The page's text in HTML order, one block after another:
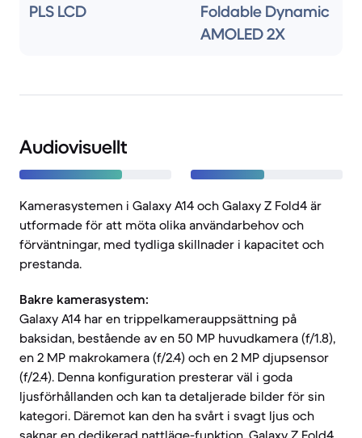
PLS LCD
Foldable Dynamic
AMOLED 2X
Audiovisuellt
Kamerasystemen i Galaxy A14 och Galaxy Z Fold4 är
utformade för att möta olika användarbehov och
förväntningar, med tydliga skillnader i kapacitet och
prestanda.
Bakre kamerasystem:
Galaxy A14 har en trippelkamerauppsättning på
baksidan, bestående av en 50 MP huvudkamera (f/1.8),
en 2 MP makrokamera (f/2.4) och en 2 MP djupsensor
(f/2.4). Denna konfiguration presterar väl i goda
ljusförhållanden och kan ta detaljerade bilder för sin
kategori. Däremot kan den ha svårt i svagt ljus och
saknar en dedikerad nattläge-funktion. Galaxy Z Fold4